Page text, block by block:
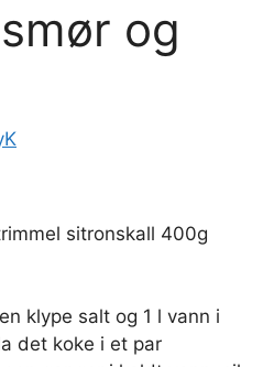
og
sitronskall 400g
klype salt og 1 l vann i
det koke i et par